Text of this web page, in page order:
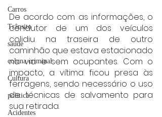
Carros
Trânsito
saúde
coluna criminal
Cultura
politica
Acidentes
De acordo com as informações, o
condutor de um dos veículos
colidiu na traseira de outro
caminhão que estava estacionado
na via e sem ocupantes. Com o
impacto, a vítima ficou presa às
ferragens, sendo necessário o uso
de técnicas de salvamento para
sua retirada.